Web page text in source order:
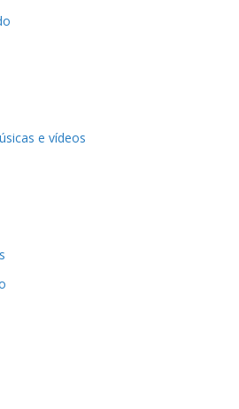
e vídeos